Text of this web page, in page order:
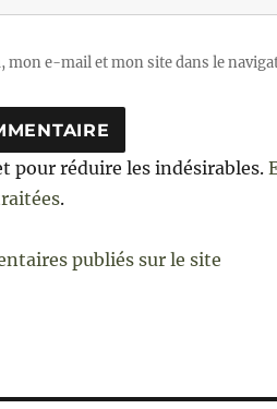
mon e-mail et mon site dans le
pour réduire les indésirables.
.
publiés sur le site